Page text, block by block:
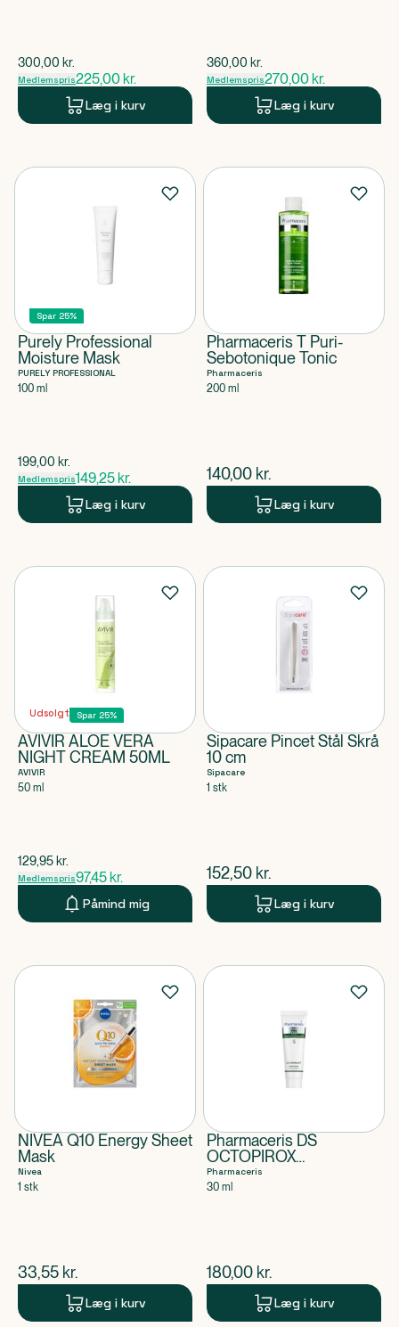
$gammel pris
300,00 kr.
Medlemspris225,00 kr.
Læg i kurv
$gammel pris
360,00 kr.
Medlemspris270,00 kr.
Læg i kurv
Spar 25%
Purely Professional
Moisture Mask
PURELY PROFESSIONAL
100 ml
$gammel pris
199,00 kr.
Medlemspris149,25 kr.
Læg i kurv
Pharmaceris T Puri-
Sebotonique Tonic
Pharmaceris
200 ml
$nuværende pris
140,00 kr.
Læg i kurv
Udsolgt Spar 25%
AVIVIR ALOE VERA
NIGHT CREAM 50ML
AVIVIR
50 ml
$gammel pris
129,95 kr.
Medlemspris97,45 kr.
Påmind mig
Sipacare Pincet Stål Skrå
10 cm
Sipacare
1 stk
$nuværende pris
152,50 kr.
Læg i kurv
NIVEA Q10 Energy Sheet
Mask
Nivea
1 stk
$nuværende pris
33,55 kr.
Læg i kurv
Pharmaceris DS
OCTOPIROX
Beroligende
ansigtscreme med SPF
Pharmaceris
30 ml
$nuværende pris
180,00 kr.
Læg i kurv